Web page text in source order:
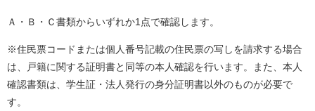
Ａ・Ｂ・Ｃ書類からいずれか1点で確認します。
※住民票コードまたは個人番号記載の住民票の写しを請求する場合
は、戸籍に関する証明書と同等の本人確認を行います。また、本人
確認書類は、学生証・法人発行の身分証明書以外のものが必要で
す。